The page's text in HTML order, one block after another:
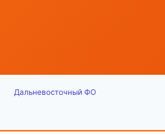
Дальневосточный ФО